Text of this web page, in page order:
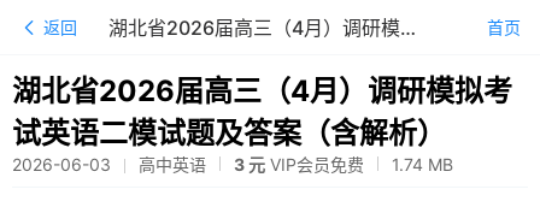
返回 湖北省2026届高三（4月）调研模拟考试英语二模试题及答案（含解析） 首页
湖北省2026届高三（4月）调研模拟考
试英语二模试题及答案（含解析）
2026-06-03 高中英语 3 元 VIP会员免费 1.74 MB